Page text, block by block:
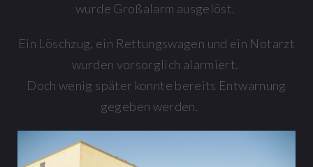
wurde Großalarm ausgelöst.
Ein Löschzug, ein Rettungswagen und ein Notarzt
wurden vorsorglich alarmiert.
Doch wenig später konnte bereits Entwarnung
gegeben werden.